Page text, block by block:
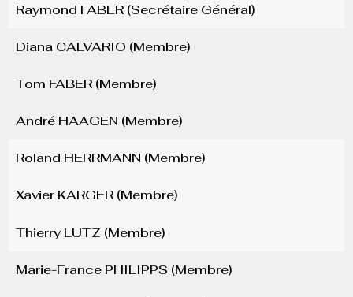
Raymond FABER​​ (Secrétaire Général​​)
Diana CALVARIO (Membre)
Tom FABER (Membre)
André HAAGEN (Membre)
Roland HERRMANN (Membre)
Xavier KARGER (Membre)
Thierry LUTZ (Membre)
Marie-France PHILIPPS (Membre)